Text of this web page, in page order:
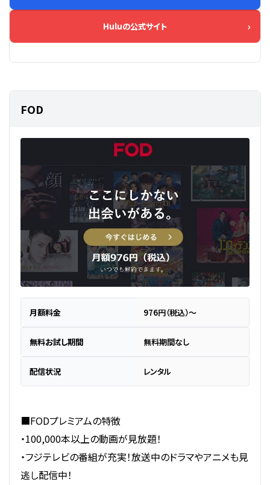
Huluの公式サイト
FOD
月額料金 976円（税込）～
無料お試し期間 無料期間なし
配信状況 レンタル
■FODプレミアムの特徴
・100,000本以上の動画が見放題！
・フジテレビの番組が充実！放送中のドラマやアニメも見
逃し配信中！